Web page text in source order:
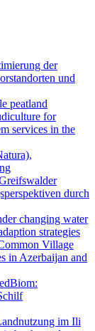
der
und
peatland
for
services in the
durch
changing water
strategies
Village
in Azerbaijan and
im Ili